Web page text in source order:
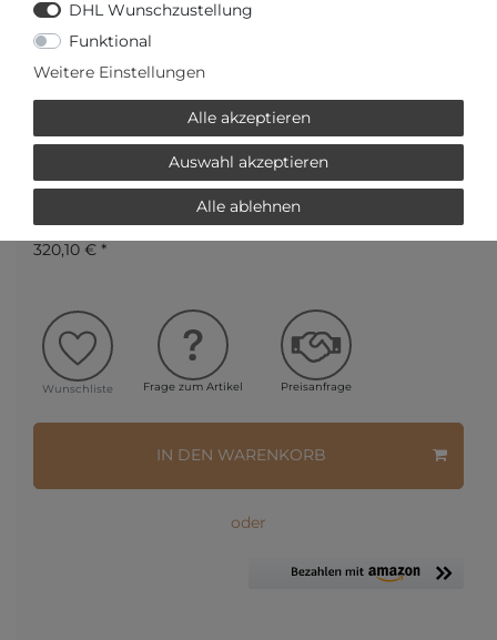
Versandfertig in 2-3 Werktagen
AUTORISIERTER HÄNDLER
SCHNELLE LIEFERZEIT
Ihr Preis bei3% Skontobei Vorab Überweisung:
320,10 € *
Wunschliste Frage zum Artikel Preisanfrage
IN DEN WARENKORB
oder
DHL Wunschzustellung
Funktional
Weitere Einstellungen
Alle akzeptieren
Auswahl akzeptieren
Alle ablehnen